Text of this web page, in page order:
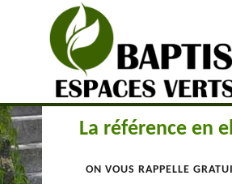
La référence en
ON VOUS RAPPELLE